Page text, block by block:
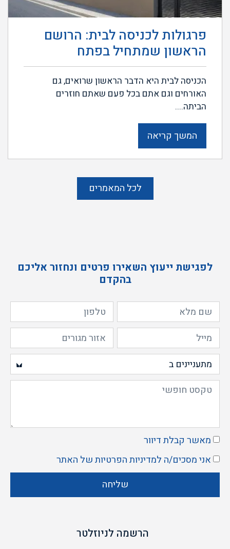
פרגולות לכניסה לבית: הרושם
הראשון שמתחיל בפתח
הכניסה לבית היא הדבר הראשון שרואים, גם
האורחים וגם אתם בכל פעם שאתם חוזרים
הביתה....
המשך קריאה
לכל המאמרים
לפגישת ייעוץ השאירו פרטים ונחזור אליכם
בהקדם
מאשר קבלת דיוור
אני מסכים/ה למדיניות הפרטיותשל האתר
שליחה
הרשמה לניוזלטר